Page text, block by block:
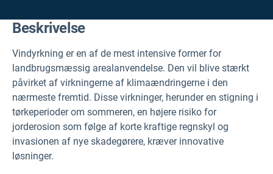
Beskrivelse
Vindyrkning er en af de mest intensive former for
landbrugsmæssig arealanvendelse. Den vil blive stærkt
påvirket af virkningerne af klimaændringerne i den
nærmeste fremtid. Disse virkninger, herunder en stigning i
tørkeperioder om sommeren, en højere risiko for
jorderosion som følge af korte kraftige regnskyl og
invasionen af nye skadegørere, kræver innovative
løsninger.